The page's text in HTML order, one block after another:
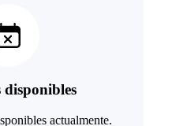
disponibles
actualmente.